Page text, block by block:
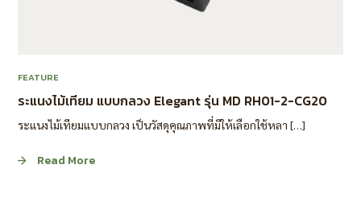
FEATURE
ระแนงไม้เทียม แบบกลวง Elegant รุ่น MD RH01-2-CG20
ระแนงไม้เทียมแบบกลวง เป็นวัสดุคุณภาพที่มีให้เลือกใช้หลา […]
Read More